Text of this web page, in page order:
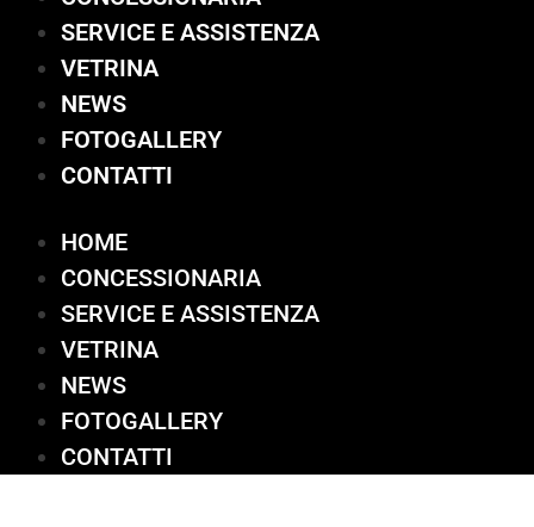
SERVICE E ASSISTENZA
VETRINA
NEWS
FOTOGALLERY
CONTATTI
HOME
CONCESSIONARIA
SERVICE E ASSISTENZA
VETRINA
NEWS
FOTOGALLERY
CONTATTI